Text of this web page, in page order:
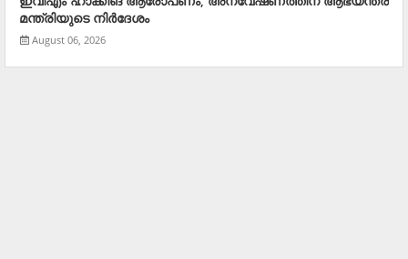
മന്ത്രിയുടെ നിര്‍ദേശം
August 06, 2026